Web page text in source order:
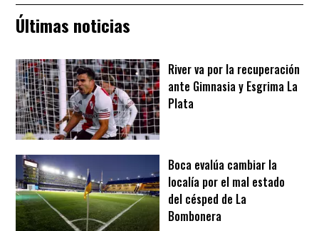
Últimas noticias
River va por la recuperación
ante Gimnasia y Esgrima La
Plata
Boca evalúa cambiar la
localía por el mal estado
del césped de La
Bombonera